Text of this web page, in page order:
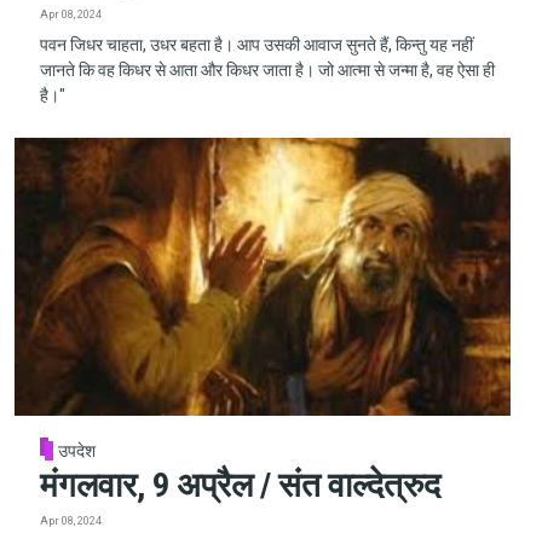
Apr 08, 2024
पवन जिधर चाहता, उधर बहता है। आप उसकी आवाज सुनते हैं, किन्तु यह नहीं
जानते कि वह किधर से आता और किधर जाता है। जो आत्मा से जन्मा है, वह ऐसा ही
है।"
उपदेश
मंगलवार, 9 अप्रैल / संत वाल्देत्रुद
Apr 08, 2024